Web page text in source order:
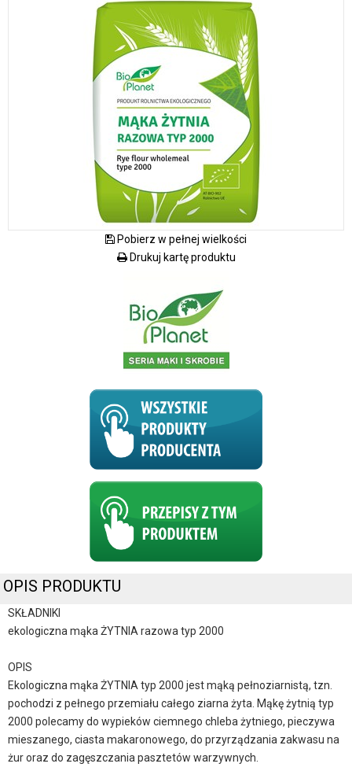
Pobierz w pełnej wielkości
Drukuj kartę produktu
OPIS PRODUKTU
SKŁADNIKI
ekologiczna mąka ŻYTNIA razowa typ 2000
OPIS
Ekologiczna mąka ŻYTNIA typ 2000 jest mąką pełnoziarnistą, tzn.
pochodzi z pełnego przemiału całego ziarna żyta. Mąkę żytnią typ
2000 polecamy do wypieków ciemnego chleba żytniego, pieczywa
mieszanego, ciasta makaronowego, do przyrządzania zakwasu na
żur oraz do zagęszczania pasztetów warzywnych.